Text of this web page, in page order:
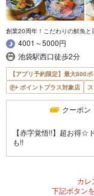
創業20周年！こだわりの鮮魚と
4001～5000円
池袋駅西口徒歩2分
【アプリ予約限定】最大800
ポイントプラス対象店
クーポン
【赤字覚悟!!】超お得☆
も!!
カレ
下記ボタン